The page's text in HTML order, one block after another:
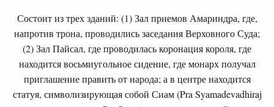
Состоит из трех зданий: (1) Зал приемов Амариндра, где,
напротив трона, проводились заседания Верховного Суда;
(2) Зал Пайсал, где проводилась коронация короля, где
находится восьмиугольное сидение, где монарх получал
приглашение править от народа; а в центре находится
статуя, символизирующая собой Сиам (Pra Syamadevadhiraj